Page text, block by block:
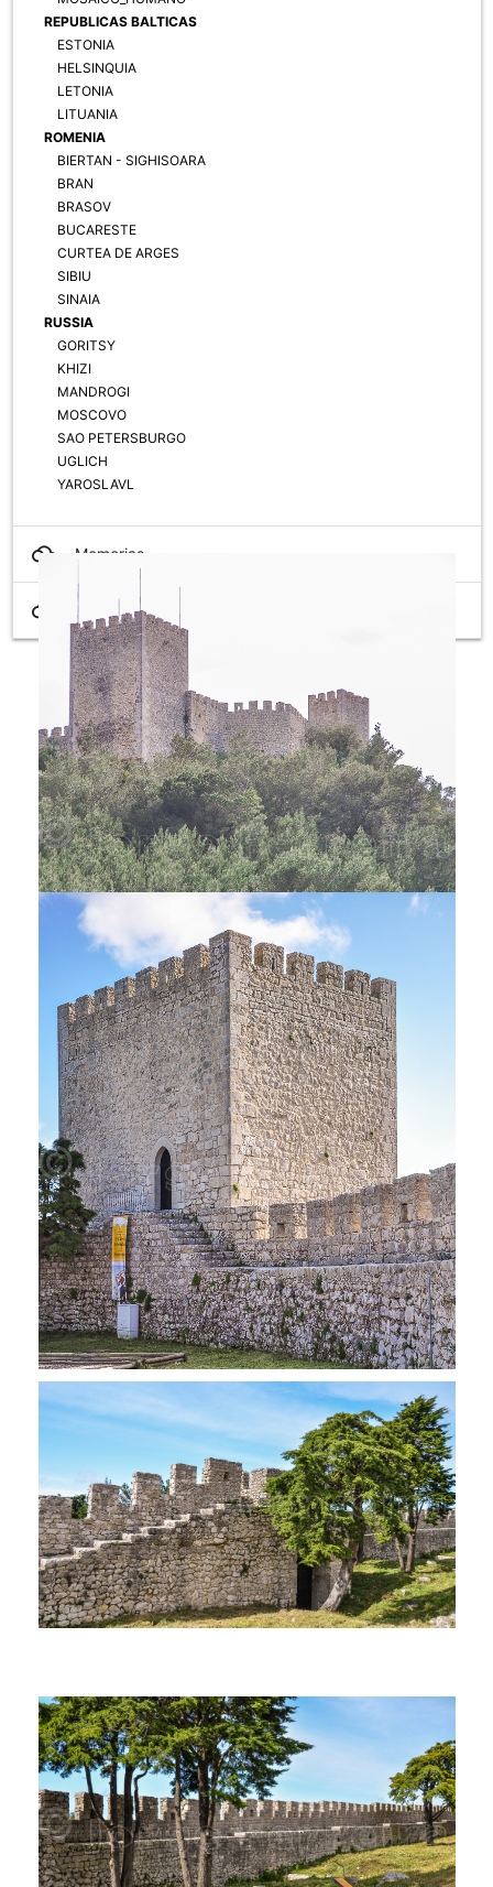
REPUBLICAS BALTICAS
ESTONIA
HELSINQUIA
LETONIA
LITUANIA
ROMENIA
BIERTAN - SIGHISOARA
BRAN
BRASOV
BUCARESTE
CURTEA DE ARGES
SIBIU
SINAIA
RUSSIA
GORITSY
KHIZI
MANDROGI
MOSCOVO
SAO PETERSBURGO
UGLICH
YAROSLAVL
filter_drama Memorias
filter_drama Portugal